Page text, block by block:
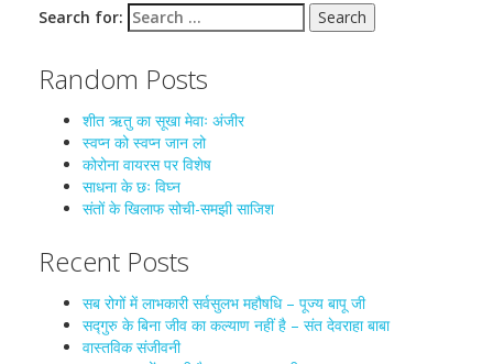
Search for:
Random Posts
शीत ऋतु का सूखा मेवाः अंजीर
स्वप्न को स्वप्न जान लो
कोरोना वायरस पर विशेष
साधना के छः विघ्न
संतों के खिलाफ सोची-समझी साजिश
Recent Posts
सब रोगों में लाभकारी सर्वसुलभ महौषधि – पूज्य बापू जी
सद्गुरु के बिना जीव का कल्याण नहीं है – संत देवराहा बाबा
वास्तविक संजीवनी